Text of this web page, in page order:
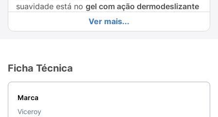
suavidade está no gel com ação dermodeslizante
extrato de Flor de Lótus
permite que as lâminas deslizem gentilmente
oferece controle total, mesmo em ambientes
Ver mais...
Ficha Técnica
Marca
Viceroy